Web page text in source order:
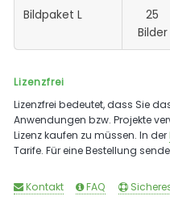
Bildpaket L
25
Bilder
Lizenzfrei
Lizenzfrei bedeutet, dass Sie
Anwendungen bzw. Projekte
Lizenz kaufen zu müssen. In der
Tarife. Für eine Bestellung
Kontakt FAQ